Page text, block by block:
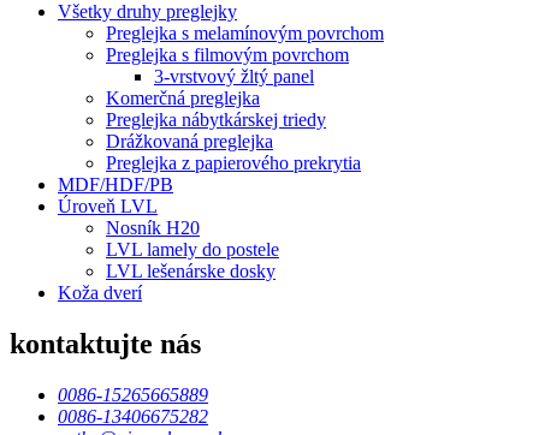
Všetky druhy preglejky
Preglejka s melamínovým povrchom
Preglejka s filmovým povrchom
3-vrstvový žltý panel
Komerčná preglejka
Preglejka nábytkárskej triedy
Drážkovaná preglejka
Preglejka z papierového prekrytia
MDF/HDF/PB
Úroveň LVL
Nosník H20
LVL lamely do postele
LVL lešenárske dosky
Koža dverí
kontaktujte nás
0086-15265665889
0086-13406675282